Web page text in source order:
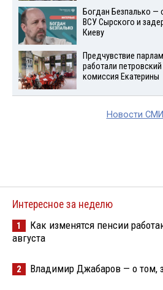
Богдан Безпалько —
ВСУ Сырского и
Киеву
Предчувствие
работали
комиссия Екатерины
Новости
Интересное за неделю
1
Как изменятся пенсии
августа
2 Владимир Джабаров — о том,